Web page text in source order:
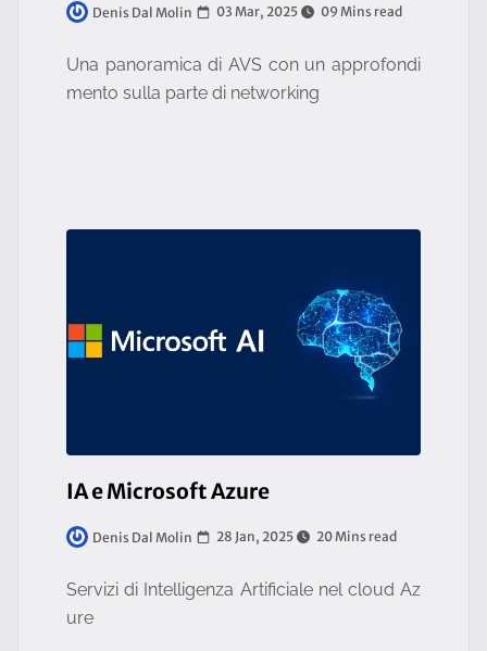
Denis Dal Molin 03 Mar, 2025 09 Mins read
Una panoramica di AVS con un approfondi
mento sulla parte di networking
IA e Microsoft Azure
Denis Dal Molin 28 Jan, 2025 20 Mins read
Servizi di Intelligenza Artificiale nel cloud Az
ure